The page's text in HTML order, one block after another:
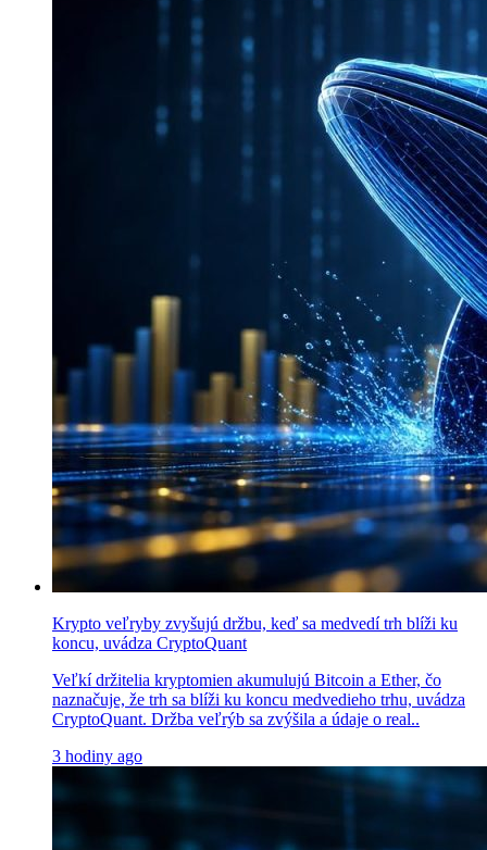
Krypto veľryby zvyšujú držbu, keď sa medvedí trh blíži ku
koncu, uvádza CryptoQuant
Veľkí držitelia kryptomien akumulujú Bitcoin a Ether, čo
naznačuje, že trh sa blíži ku koncu medvedieho trhu, uvádza
CryptoQuant. Držba veľrýb sa zvýšila a údaje o real..
3 hodiny ago